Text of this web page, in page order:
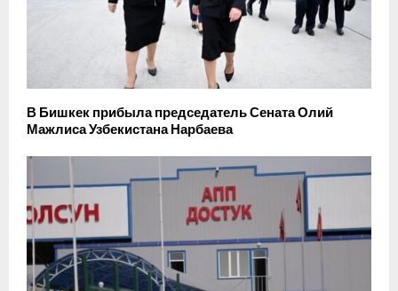
В Бишкек прибыла председатель Сената Олий
Мажлиса Узбекистана Нарбаева